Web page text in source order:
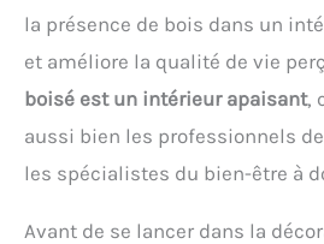
la présence de bois dans un
et améliore la qualité de vie
boisé est un intérieur apaisant,
aussi bien les professionnels
les spécialistes du bien-être à
Avant de se lancer dans la